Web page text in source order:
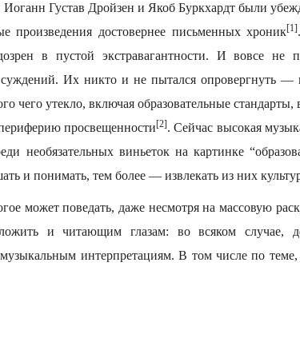
Густав Дройзен и Якоб Буркхардт были
произведения достовернее письменных хроник[1]
в пустой экстравагантности. И вовсе не
Их никто и не пытался опровергнуть —
чего утекло, включая образовательные стандарты,
просвещенности[2]. Сейчас высокая
необязательных виньеток на картинке
и понимать, тем более — извлекать из них
может поведать, даже несмотря на массовую
и читающим глазам: во всяком случае,
интерпретациям. В том числе по теме,